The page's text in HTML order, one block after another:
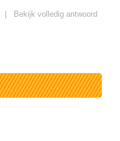
Bekijk volledig antwoord